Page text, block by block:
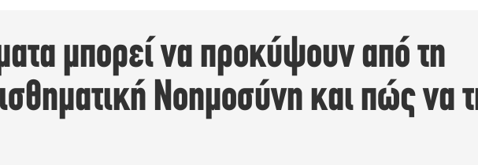
μπορεί να προκύψουν από τη
Νοημοσύνη και πώς να